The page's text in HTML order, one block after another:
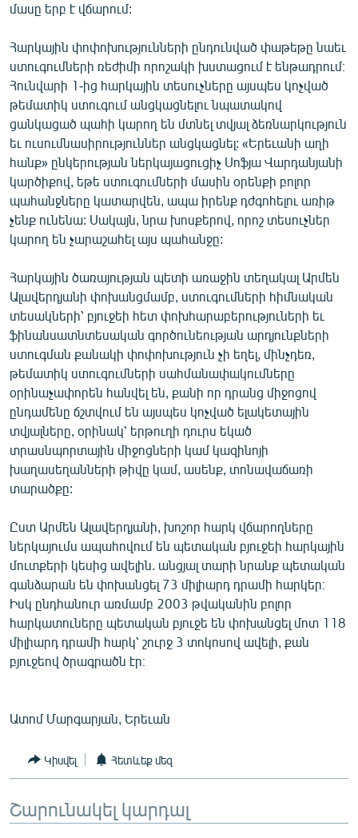
մասը երբ է վճարում:
Հարկային փոփոխությունների ընդունված փաթեթը նաեւ
ստուգումների ռեժիմի որոշակի խստացում է ենթադրում։
Հունվարի 1-ից հարկային տեսուչները այսպես կոչված
թեմատիկ ստուգում անցկացնելու նպատակով
ցանկացած պահի կարող են մտնել տվյալ ձեռնարկություն
եւ ուսումնասիրություններ անցկացնել: «Երեւանի աղի
հանք» ընկերության ներկայացուցիչ Սոֆյա Վարդանյանի
կարծիքով, եթե ստուգումների մասին օրենքի բոլոր
պահանջները կատարվեն, ապա իրենք դժգոհելու առիթ
չենք ունենա: Սակայն, նրա խոսքերով, որոշ տեսուչներ
կարող են չարաշահել այս պահանջը:
Հարկային ծառայության պետի առաջին տեղակալ Արմեն
Ալավերդյանի փոխանցմամբ, ստուգումների հիմնական
տեսակների՝ բյուջեի հետ փոխհարաբերություների եւ
ֆինանսատնտեսական գործունեության արդյունքների
ստուգման քանակի փոփոխություն չի եղել, մինչդեռ,
թեմատիկ ստուգումների սահմանափակումները
օրինաչափորեն հանվել են, քանի որ դրանց միջոցով
ընդամենը ճշտվում են այսպես կոչված ելակետային
տվյալները, օրինակ՝ երթուղի դուրս եկած
տրասնպորտային միջոցների կամ կազինոյի
խաղասեղանների թիվը կամ, ասենք, տոնավաճառի
տարածքը:
Ըստ Արմեն Ալավերդյանի, խոշոր հարկ վճարողները
ներկայումս ապահովում են պետական բյուջեի հարկային
մուտքերի կեսից ավելին. անցյալ տարի նրանք պետական
գանձարան են փոխանցել 73 միլիարդ դրամի հարկեր։
Իսկ ընդհանուր առմամբ 2003 թվականին բոլոր
հարկատուները պետական բյուջե են փոխանցել մոտ 118
միլիարդ դրամի հարկ՝ շուրջ 3 տոկոսով ավելի, քան
բյուջեով ծրագրածն էր։
Ատոմ Մարգարյան, Երեւան
Կիսվել Հետևեք մեզ
Շարունակել կարդալ